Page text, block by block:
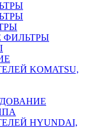
ФИЛЬТРЫ
KOMATSU,
HYUNDAI,